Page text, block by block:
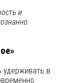
и
удерживать в